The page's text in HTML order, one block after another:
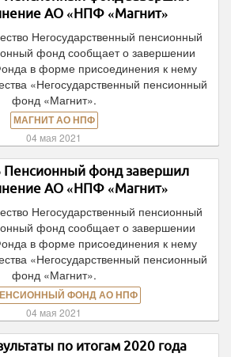
АО «НПФ «Магнит»
Негосударственный пенсионный
фонд сообщает о завершении
в форме присоединения к нему
«Негосударственный пенсионный
фонд «Магнит».
МАГНИТ АО НПФ
04 мая 2021
фонд завершил
АО «НПФ «Магнит»
Негосударственный пенсионный
фонд сообщает о завершении
в форме присоединения к нему
«Негосударственный пенсионный
фонд «Магнит».
ФОНД АО НПФ
04 мая 2021
по итогам 2020 года